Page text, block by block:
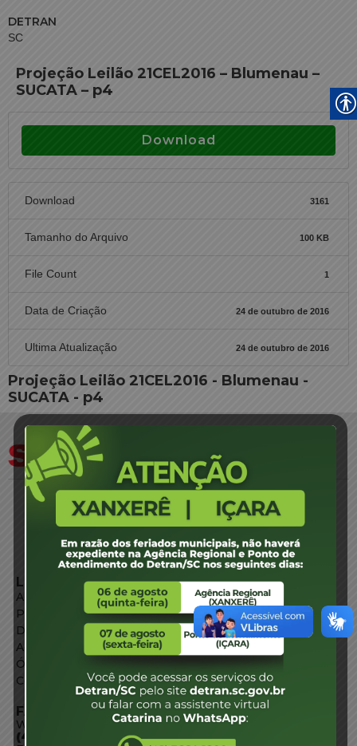
DETRAN
SC
Projeção Leilão 21CEL2016 – Blumenau –
SUCATA – p4
Download
Download 3161
Tamanho do Arquivo 100 KB
File Count 1
Data de Criação 24 de outubro de 2016
Ultima Atualização 24 de outubro de 2016
Projeção Leilão 21CEL2016 - Blumenau -
SUCATA - p4
LINKS EXTERNOS
Agência de Notícias
Portal de Serviços
Diário Oficial
Acesso à Informação
Órgãos do Governo
Conheça SC
FALE CONOSCO
WhatsApp:
(48) 3664-1800